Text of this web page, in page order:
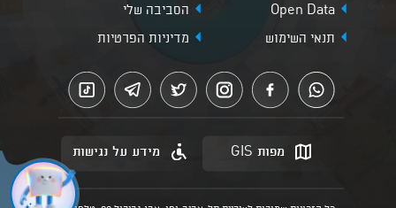
Open Data
הסביבה שלי
תנאי השימוש
מדיניות הפרטיות
מפות GIS מידע על נגישות